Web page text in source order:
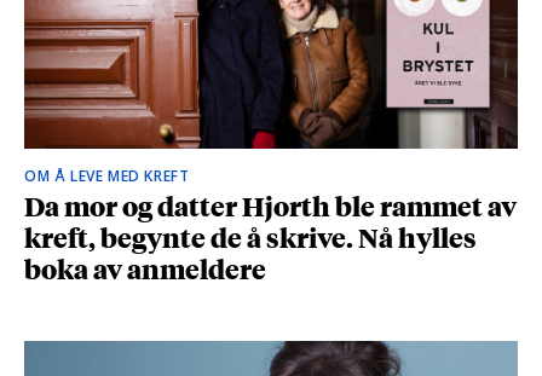
OM Å LEVE MED KREFT
Da mor og datter Hjorth ble rammet av
kreft, begynte de å skrive. Nå hylles
boka av anmeldere